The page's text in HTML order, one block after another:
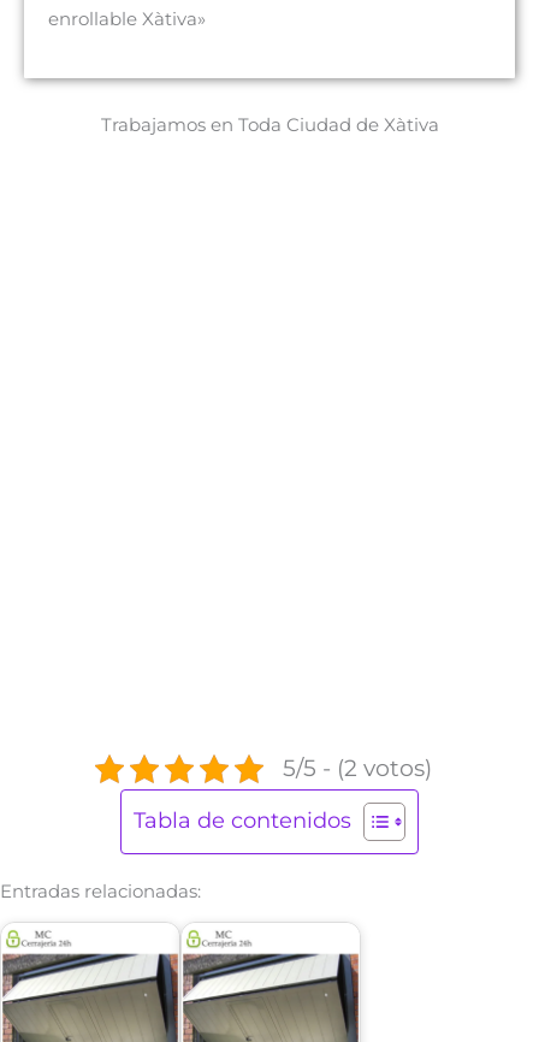
enrollable Xàtiva»
Trabajamos en Toda Ciudad de Xàtiva
5/5 - (2 votos)
Tabla de contenidos
Entradas relacionadas: